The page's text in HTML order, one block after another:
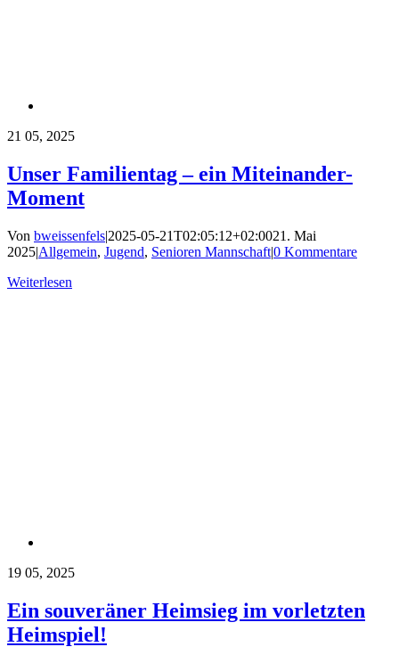
21 05, 2025
Unser Familientag – ein Miteinander-
Moment
Von bweissenfels|2025-05-21T02:05:12+02:0021. Mai
2025|Allgemein, Jugend, Senioren Mannschaft|0 Kommentare
Weiterlesen
19 05, 2025
Ein souveräner Heimsieg im vorletzten
Heimspiel!